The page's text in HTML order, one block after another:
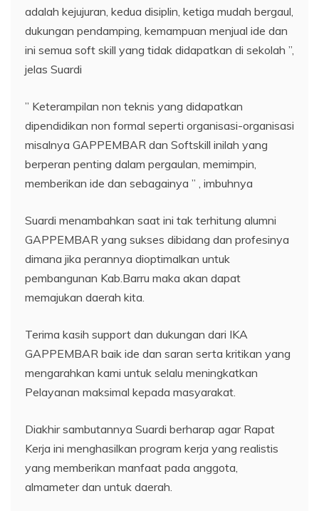
adalah kejujuran, kedua disiplin, ketiga mudah bergaul,
dukungan pendamping, kemampuan menjual ide dan
ini semua soft skill yang tidak didapatkan di sekolah ”,
jelas Suardi
” Keterampilan non teknis yang didapatkan
dipendidikan non formal seperti organisasi-organisasi
misalnya GAPPEMBAR dan Softskill inilah yang
berperan penting dalam pergaulan, memimpin,
memberikan ide dan sebagainya ” , imbuhnya
Suardi menambahkan saat ini tak terhitung alumni
GAPPEMBAR yang sukses dibidang dan profesinya
dimana jika perannya dioptimalkan untuk
pembangunan Kab.Barru maka akan dapat
memajukan daerah kita.
Terima kasih support dan dukungan dari IKA
GAPPEMBAR baik ide dan saran serta kritikan yang
mengarahkan kami untuk selalu meningkatkan
Pelayanan maksimal kepada masyarakat.
Diakhir sambutannya Suardi berharap agar Rapat
Kerja ini menghasilkan program kerja yang realistis
yang memberikan manfaat pada anggota,
almameter dan untuk daerah.